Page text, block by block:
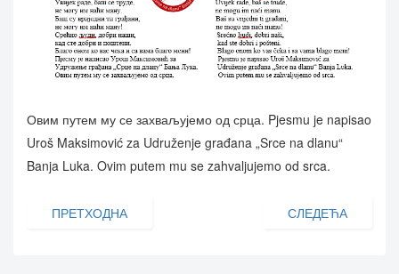
Овим путем му се захваљујемо од срца. Pjesmu je napisao
Uroš Maksimović za Udruženje građana „Srce na dlanu“
Banja Luka. Ovim putem mu se zahvaljujemo od srca.
ПРЕТХОДНА СЛЕДЕЋА